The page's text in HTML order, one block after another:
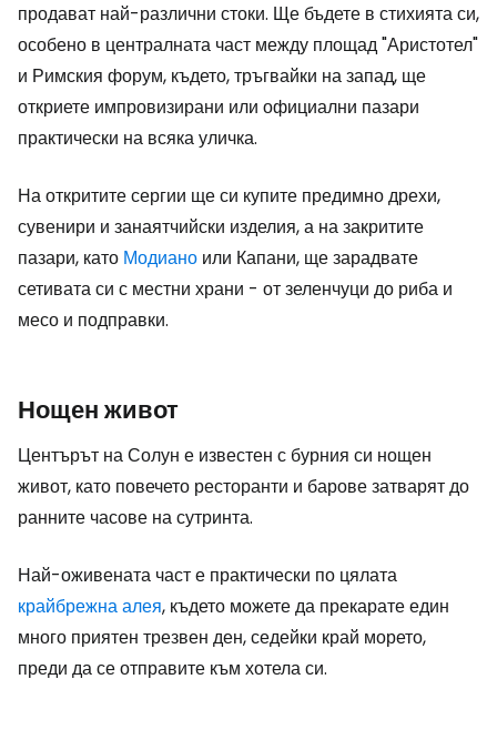
продават най-различни стоки. Ще бъдете в стихията си,
особено в централната част между площад "Аристотел"
и Римския форум, където, тръгвайки на запад, ще
откриете импровизирани или официални пазари
практически на всяка уличка.
На откритите сергии ще си купите предимно дрехи,
сувенири и занаятчийски изделия, а на закритите
пазари, като Модиано или Капани, ще зарадвате
сетивата си с местни храни - от зеленчуци до риба и
месо и подправки.
Нощен живот
Центърът на Солун е известен с бурния си нощен
живот, като повечето ресторанти и барове затварят до
ранните часове на сутринта.
Най-оживената част е практически по цялата
крайбрежна алея, където можете да прекарате един
много приятен трезвен ден, седейки край морето,
преди да се отправите към хотела си.